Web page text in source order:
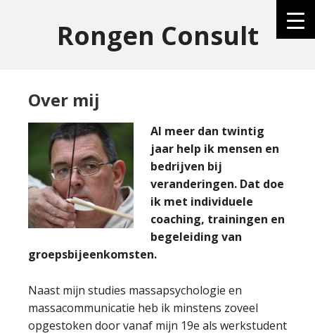
Rongen Consult
Over mij
Al meer dan twintig
jaar help ik mensen en
bedrijven bij
veranderingen. Dat doe
ik met individuele
coaching, trainingen en
begeleiding van
groepsbijeenkomsten.
Naast mijn studies massapsychologie en
massacommunicatie heb ik minstens zoveel
opgestoken door vanaf mijn 19e als werkstudent